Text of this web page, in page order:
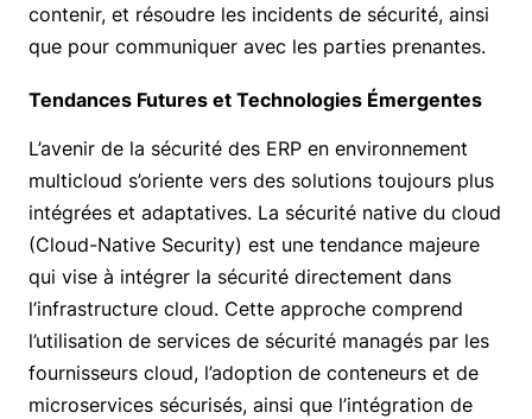
contenir, et résoudre les incidents de sécurité, ainsi
que pour communiquer avec les parties prenantes.
Tendances Futures et Technologies Émergentes
L’avenir de la sécurité des ERP en environnement
multicloud s’oriente vers des solutions toujours plus
intégrées et adaptatives. La sécurité native du cloud
(Cloud-Native Security) est une tendance majeure
qui vise à intégrer la sécurité directement dans
l’infrastructure cloud. Cette approche comprend
l’utilisation de services de sécurité managés par les
fournisseurs cloud, l’adoption de conteneurs et de
microservices sécurisés, ainsi que l’intégration de